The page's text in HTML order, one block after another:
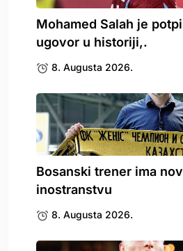
Mohamed Salah je
ugovor u historiji,.
8. Augusta 2026.
Bosanski trener ima
inostranstvu
8. Augusta 2026.